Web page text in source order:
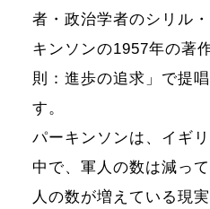
者・政治学者のシリル
キンソンの1957年の著
則：進歩の追求」で提
す。
パーキンソンは、イギ
中で、軍人の数は減っ
人の数が増えている現